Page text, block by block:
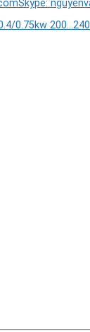
0.75kw